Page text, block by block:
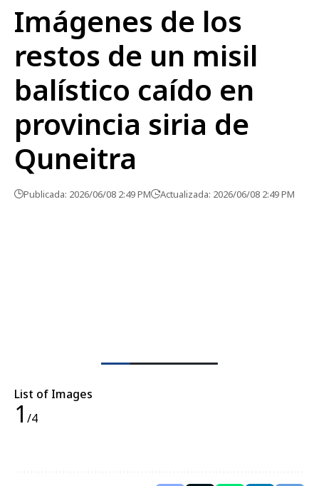
Imágenes de los
restos de un misil
balístico caído en
provincia siria de
Quneitra
Publicada: 2026/06/08 2:49 PM Actualizada: 2026/06/08 2:49 PM
List of Images
1 /4